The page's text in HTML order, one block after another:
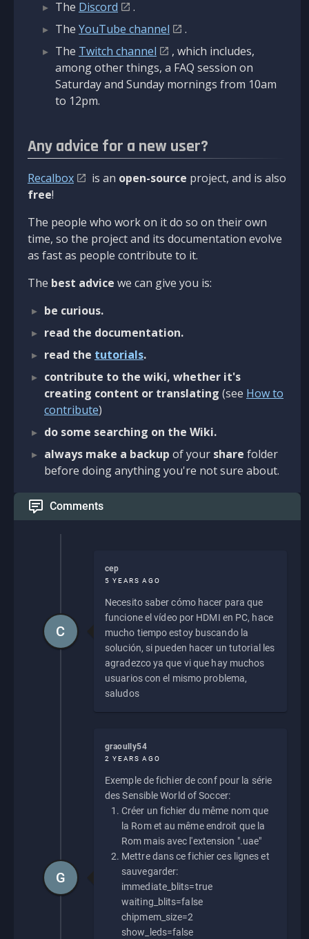
The Discord
.
The YouTube channel
.
The Twitch channel
, which includes,
among other things, a FAQ session on
Saturday and Sunday mornings from 10am
to 12pm.
Any advice for a new user?
Recalbox is an open-source project, and is also
free!
The people who work on it do so on their own
time, so the project and its documentation evolve
as fast as people contribute to it.
The best advice we can give you is:
be curious.
read the documentation.
read the tutorials.
contribute to the wiki, whether it's
creating content or translating (see How to
contribute)
do some searching on the Wiki.
always make a backup of your share folder
before doing anything you're not sure about.
Comments
cep
5 YEARS AGO
Necesito saber cómo hacer para que
funcione el vídeo por HDMI en PC, hace
mucho tiempo estoy buscando la
solución, si pueden hacer un tutorial les
agradezco ya que vi que hay muchos
usuarios con el mismo problema,
saludos
C
graoully54
2 YEARS AGO
Exemple de fichier de conf pour la série
des Sensible World of Soccer:
Créer un fichier du même nom que
la Rom et au même endroit que la
Rom mais avec l'extension ".uae"
Mettre dans ce fichier ces lignes et
sauvegarder:
immediate_blits=true
waiting_blits=false
chipmem_size=2
show_leds=false
G